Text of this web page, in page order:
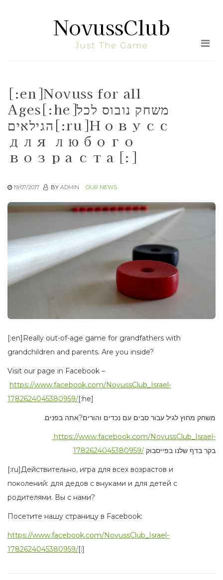
NovussClub
Just The Game
[:en]Novuss for all
Ages[:he]משחק נובוס לכל
הגילאים[:ru]Новусс
для любого
возраста[:]
19/07/2017 BY ADMIN OUR NEWS
[:en]Really out-of-age game for grandfathers with
grandchildren and parents. Are you inside?
Visit our page in Facebook –
https://www.facebook.com/NovussClub_Israel-
1782624045380959/[:he]
.משחק מחוץ לגיל עבור סבים עם נכדים והורים?אתה בפנים
https://www.facebook.com/NovussClub_Israel-
1782624045380959/ בקר בדף שלנו בפייסבוק
[:ru]Действительно, игра для всех возрастов и
поколений: для дедов с внуками и для детей с
родителями. Вы с нами?
Посетите нашу страницу в Facebook:
https://www.facebook.com/NovussClub_Israel-
1782624045380959/[:]